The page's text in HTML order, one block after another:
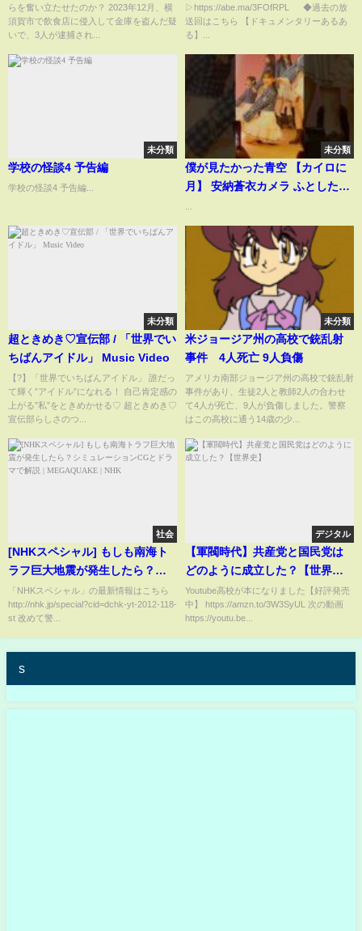
らを奮い立たせたのか？ 2023年12月、横
須賀市で飲食店に侵入して金庫を盗んだ疑
いで、3人が逮捕され...
リストが解説｜ABEMA的ニュー
スショー
▷https://abe.ma/3FOfRPL ◆過去の放
送回はこちら 【ドキュメンタリーあるあ
る】...
未分類
学校の怪談4 予告編
学校の怪談4 予告編...
未分類
僕が見たかった青空 【カイロに
月】 安納蒼衣カメラ ふとした瞬
青空 #ライブ #安納蒼衣
未分類
超ときめき♡宣伝部 / 「世界でい
ちばんアイドル」 Music Video
【?】「世界でいちばんアイドル」 誰だっ
て輝く”アイドル”になれる！ 自己肯定感の
上がる”私”をときめかせる♡ 超ときめき♡
宣伝部らしさのつ...
未分類
米ジョージア州の高校で銃乱射
事件 4人死亡 9人負傷
アメリカ南部ジョージア州の高校で銃乱射
事件があり、生徒2人と教師2人の合わせ
て4人が死亡、9人が負傷しました。警察
はこの高校に通う14歳の少...
社会
[NHKスペシャル] もしも南海ト
ラフ巨大地震が発生したら？シ
ミュレーションCGとドラマで解
説 | MEGAQUAKE | NHK
「NHKスペシャル」の最新情報はこちら
http://nhk.jp/special?cid=dchk-yt-2012-118-
st 改めて警...
デジタル
【軍閥時代】共産党と国民党は
どのように成立した？【世界
史】
Youtube高校が本になりました【好評発売
中】 https://amzn.to/3W3SyUL 次の動画
https://youtu.be...
s